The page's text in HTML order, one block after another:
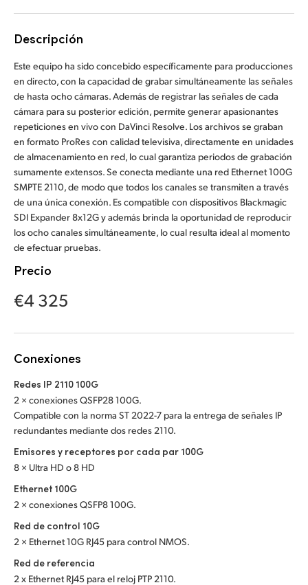
Finland
France
Germany
Hong Kong SAR, China
India
Italy
Japan
Korea
Mexico
Netherlands
Poland
Portugal
Singapore
South Africa
Sweden
Chinese Taipei
Descripción
Este equipo ha sido concebido específicamente para producciones
en directo, con la capacidad de grabar simultáneamente las señales
de hasta ocho cámaras. Además de registrar las señales de cada
cámara para su posterior edición, permite generar apasionantes
repeticiones en vivo con DaVinci Resolve. Los archivos se graban
en formato ProRes con calidad televisiva, directamente en unidades
de almacenamiento en red, lo cual garantiza periodos de grabación
sumamente extensos. Se conecta mediante una red Ethernet 100G
SMPTE 2110, de modo que todos los canales se transmiten a través
de una única conexión. Es compatible con dispositivos Blackmagic
SDI Expander 8x12G y además brinda la oportunidad de reproducir
los ocho canales simultáneamente, lo cual resulta ideal al momento
de efectuar pruebas.
Precio
€4 325
Conexiones
Redes IP 2110 100G
2 × conexiones QSFP28 100G.
Compatible con la norma ST 2022-7 para la entrega de señales IP
redundantes mediante dos redes 2110.
Emisores y receptores por cada par 100G
8 × Ultra HD o 8 HD
Ethernet 100G
2 × conexiones QSFP8 100G.
Red de control 10G
2 × Ethernet 10G RJ45 para control NMOS.
Red de referencia
2 x Ethernet RJ45 para el reloj PTP 2110.